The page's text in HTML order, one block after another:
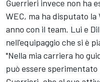
Guerrieri invece non ha
WEC, ma ha disputato
anno con il team. Lui e
nell'equipaggio che si è
"Nella mia carriera ho
può essere